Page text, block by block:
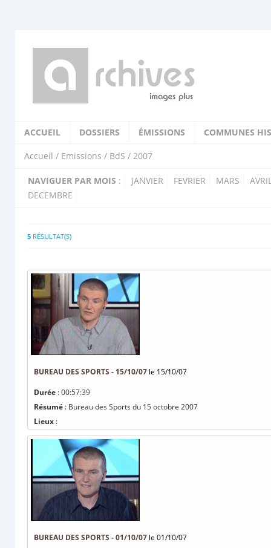
ACCUEIL DOSSIERS ÉMISSIONS COMMUNES
Accueil / Emissions / BdS / 2007
NAVIGUER PAR MOIS : JANVIER FEVRIER MARS
DECEMBRE
5 RÉSULTAT(S)
BUREAU DES SPORTS - 15/10/07 le 15/10/07
Durée : 00:57:39
Résumé : Bureau des Sports du 15 octobre 2007
Lieux :
BUREAU DES SPORTS - 01/10/07 le 01/10/07